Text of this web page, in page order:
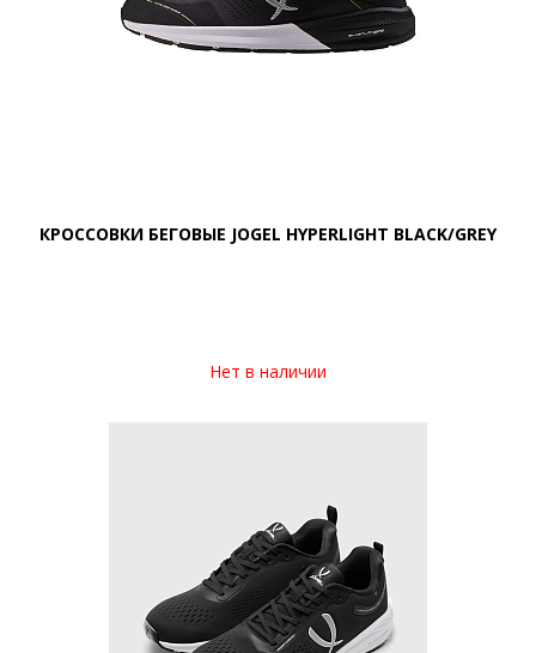
КРОССОВКИ БЕГОВЫЕ JOGEL HYPERLIGHT BLACK/GREY
Нет в наличии